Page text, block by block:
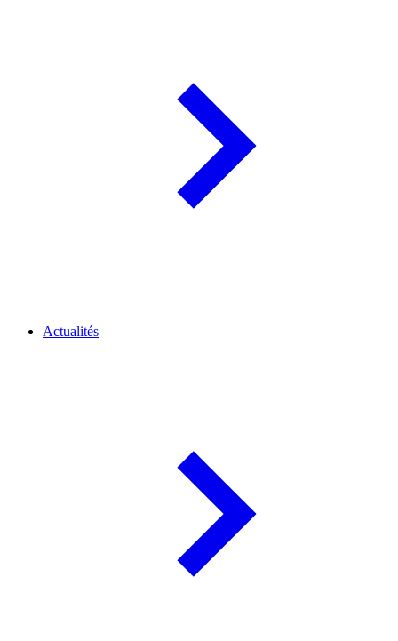
Actualités